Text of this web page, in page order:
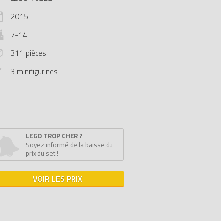
2015
7-14
311 pièces
3 minifigurines
LEGO TROP CHER ?
Soyez informé de la baisse du
prix du set !
VOIR LES PRIX